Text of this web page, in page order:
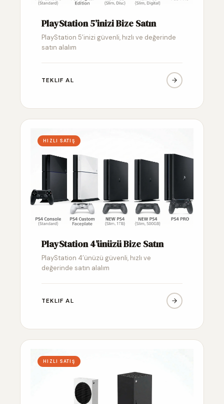
PlayStation 5’inizi Bize Satın
PlayStation 5’inizi güvenli, hızlı ve değerinde
satın alalım
TEKLIF AL
HIZLI SATIŞ
PlayStation 4’ünüzü Bize Satın
PlayStation 4’ünüzü güvenli, hızlı ve
değerinde satın alalım
TEKLIF AL
HIZLI SATIŞ